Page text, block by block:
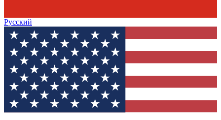
Русский